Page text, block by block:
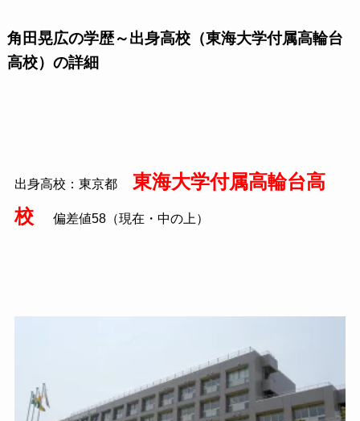
角田晃広の学歴～出身高校（東海大学付属高輪台
高校）の詳細
出身高校：東京都
東海大学付属高輪台高
校
偏差値58（現在・中の上）